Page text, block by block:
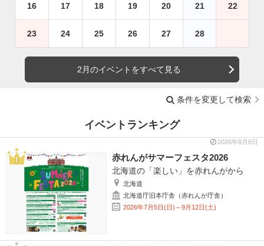
16 17 18 19 20 21 22
23 24 25 26 27 28
2月のイベントをすべて見る
条件を変更して検索
イベントランキング
2026年8月6日
赤れんがサマーフェスタ2026
北海道の「楽しい」を赤れんがから
北海道
北海道庁旧本庁舎（赤れんが庁舎）
2026年7月5日(日)～9月12日(土)